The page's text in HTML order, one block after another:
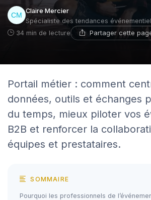
Claire Mercier
Spécialiste des tendances
34 min de lecture Partager cette
Portail métier : comment
données, outils et échanges
du temps, mieux piloter vos
B2B et renforcer la
équipes et prestataires.
SOMMAIRE
Pourquoi les professionnels de